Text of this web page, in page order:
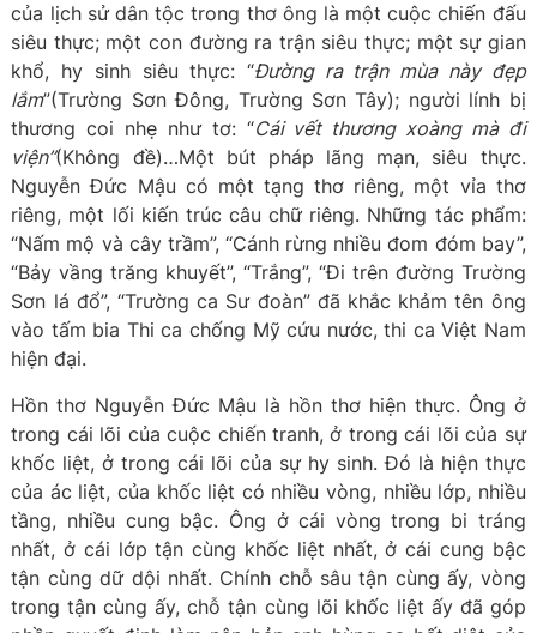
của lịch sử dân tộc trong thơ ông là một cuộc chiến đấu
siêu thực; một con đường ra trận siêu thực; một sự gian
khổ, hy sinh siêu thực: “Đường ra trận mùa này đẹp
lắm”(Trường Sơn Đông, Trường Sơn Tây); người lính bị
thương coi nhẹ như tơ: “Cái vết thương xoàng mà đi
viện”(Không đề)…Một bút pháp lãng mạn, siêu thực.
Nguyễn Đức Mậu có một tạng thơ riêng, một vỉa thơ
riêng, một lối kiến trúc câu chữ riêng. Những tác phẩm:
“Nấm mộ và cây trầm”, “Cánh rừng nhiều đom đóm bay”,
“Bảy vầng trăng khuyết”, “Trắng”, “Đi trên đường Trường
Sơn lá đổ”, “Trường ca Sư đoàn” đã khắc khảm tên ông
vào tấm bia Thi ca chống Mỹ cứu nước, thi ca Việt Nam
hiện đại.
Hồn thơ Nguyễn Đức Mậu là hồn thơ hiện thực. Ông ở
trong cái lõi của cuộc chiến tranh, ở trong cái lõi của sự
khốc liệt, ở trong cái lõi của sự hy sinh. Đó là hiện thực
của ác liệt, của khốc liệt có nhiều vòng, nhiều lớp, nhiều
tầng, nhiều cung bậc. Ông ở cái vòng trong bi tráng
nhất, ở cái lớp tận cùng khốc liệt nhất, ở cái cung bậc
tận cùng dữ dội nhất. Chính chỗ sâu tận cùng ấy, vòng
trong tận cùng ấy, chỗ tận cùng lõi khốc liệt ấy đã góp